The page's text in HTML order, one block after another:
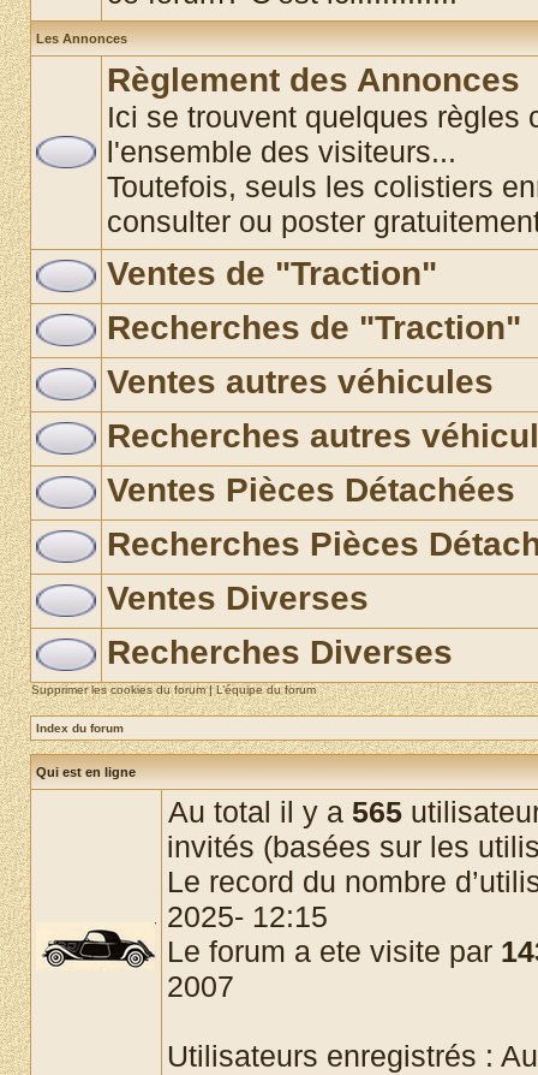
Les Annonces
Règlement des Annonces
Ici se trouvent quelques règles
l'ensemble des visiteurs...
Toutefois, seuls les colistiers
consulter ou poster
Ventes de "Traction"
Recherches de "Traction"
Ventes autres véhicules
Recherches autres
Ventes Pièces Détachées
Recherches Pièces
Ventes Diverses
Recherches Diverses
Supprimer les cookies du forum|L’équipe du forum
Index du forum
Qui est en ligne
Au total il y a 565
invités (basées sur les
Le record du nombre
2025- 12:15
Le forum a ete visite par
2007
Utilisateurs enregistrés :